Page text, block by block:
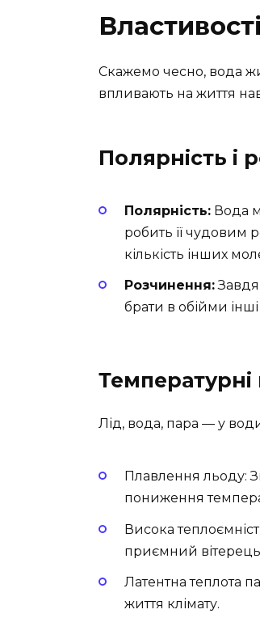
Скажемо чесно, вода
впливають на життя
Полярність і
Полярність: Вода
робить її
кількість інших
Розчинення:
брати в обійми
Температурні
Лід, вода, пара — у
Плавлення льоду:
пониження
Висока
приємний вітерець
Латентна теплота
життя клімату.